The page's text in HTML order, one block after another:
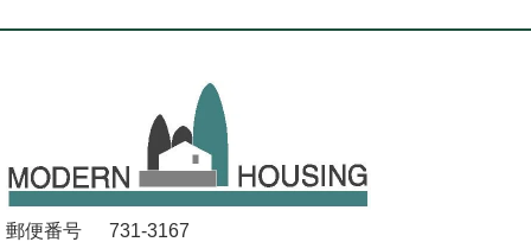
郵便番号
731-3167